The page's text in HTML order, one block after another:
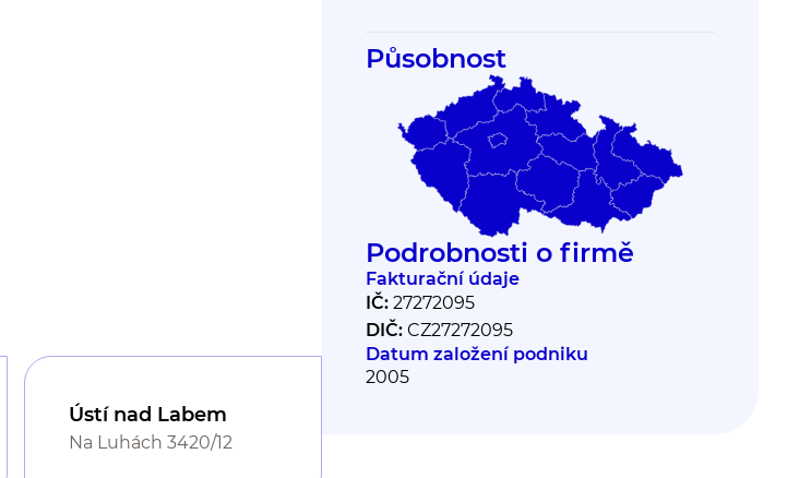
Ústí nad Labem
Na Luhách 3420/12
Působnost
Podrobnosti o firmě
Fakturační údaje
IČ: 27272095
DIČ: CZ27272095
Datum založení podniku
2005